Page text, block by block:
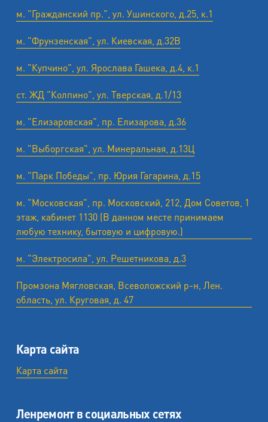
м. "Гражданский пр.", ул. Ушинского, д.25, к.1
м. "Фрунзенская", ул. Киевская, д.32В
м. "Купчино", ул. Ярослава Гашека, д.4, к.1
ст. ЖД "Колпино", ул. Тверская, д.1/13
м. "Елизаровская", пр. Елизарова, д.36
м. "Выборгская", ул. Минеральная, д.13Ц
м. "Парк Победы", пр. Юрия Гагарина, д.15
м. "Московская", пр. Московский, 212, Дом Советов, 1
этаж, кабинет 1130 (В данном месте принимаем
любую технику, бытовую и цифровую.)
м. "Электросила", ул. Решетникова, д.3
Промзона Мягловская, Всеволожский р-н, Лен.
область, ул. ​Круговая, д. 47
Карта сайта
Карта сайта
Ленремонт в социальных сетях